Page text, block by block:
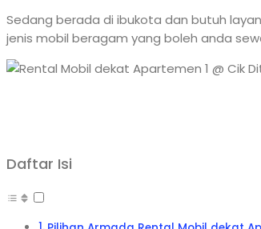
Sedang berada di ibukota dan butuh
jenis mobil beragam yang boleh anda
Daftar Isi